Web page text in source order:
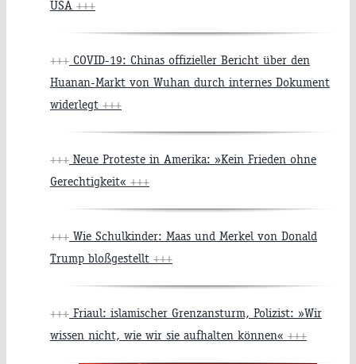
USA +++
+++ COVID-19: Chinas offizieller Bericht über den
Huanan-Markt von Wuhan durch internes Dokument
widerlegt +++
+++ Neue Proteste in Amerika: »Kein Frieden ohne
Gerechtigkeit« +++
+++ Wie Schulkinder: Maas und Merkel von Donald
Trump bloßgestellt +++
+++ Friaul: islamischer Grenzansturm, Polizist: »Wir
wissen nicht, wie wir sie aufhalten können« +++